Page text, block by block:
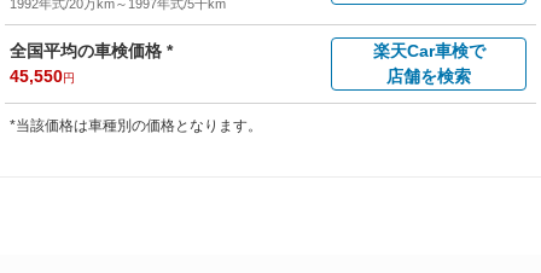
1992年式/20万km～ 1997年式/5千km
全国平均の車検価格 *
45,550円
楽天Car車検で
店舗を検索
*当該価格は車種別の価格となります。